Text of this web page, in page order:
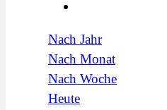
Nach Jahr
Nach Monat
Nach Woche
Heute